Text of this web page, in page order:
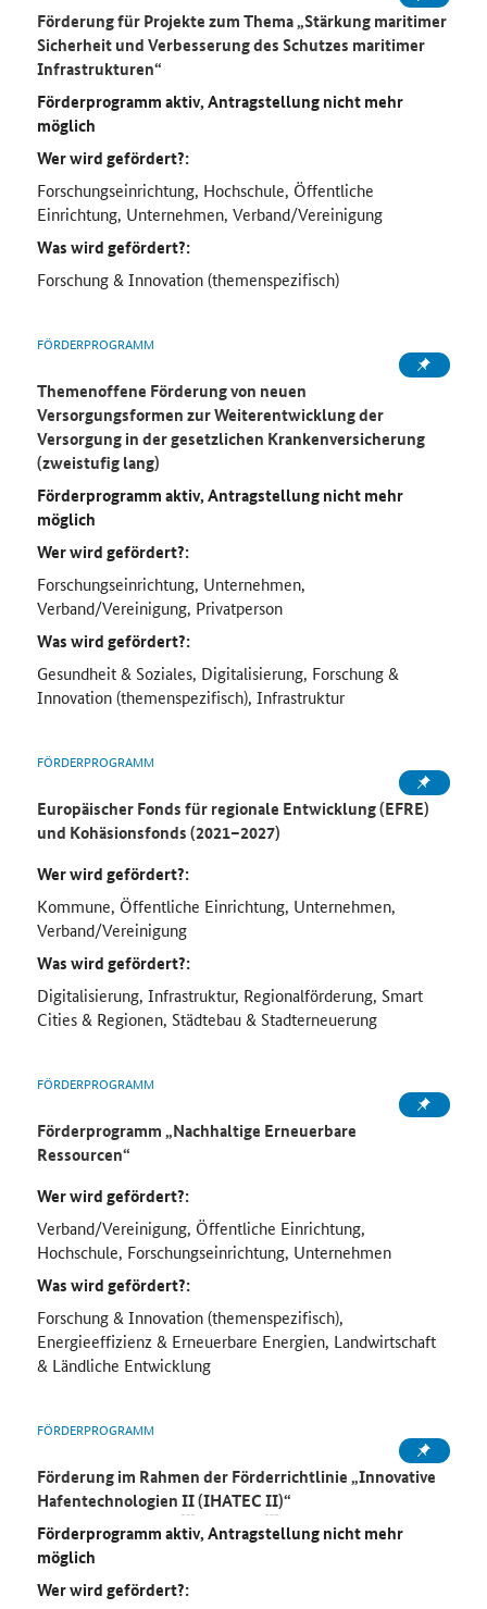
Förderung für Projekte zum Thema „Stärkung maritimer
Sicherheit und Verbesserung des Schutzes maritimer
Infrastrukturen“
Förderprogramm aktiv, Antragstellung nicht mehr
möglich
Wer wird gefördert?:
Forschungseinrichtung, Hochschule, Öffentliche
Einrichtung, Unternehmen, Verband/Vereinigung
Was wird gefördert?:
Forschung & Innovation (themenspezifisch)
FÖRDERPROGRAMM
Themenoffene Förderung von neuen
Versorgungsformen zur Weiterentwicklung der
Versorgung in der gesetzlichen Krankenversicherung
(zweistufig lang)
Förderprogramm aktiv, Antragstellung nicht mehr
möglich
Wer wird gefördert?:
Forschungseinrichtung, Unternehmen,
Verband/Vereinigung, Privatperson
Was wird gefördert?:
Gesundheit & Soziales, Digitalisierung, Forschung &
Innovation (themenspezifisch), Infrastruktur
FÖRDERPROGRAMM
Europäischer Fonds für regionale Entwicklung (EFRE)
und Kohäsionsfonds (2021–2027)
Wer wird gefördert?:
Kommune, Öffentliche Einrichtung, Unternehmen,
Verband/Vereinigung
Was wird gefördert?:
Digitalisierung, Infrastruktur, Regionalförderung, Smart
Cities & Regionen, Städtebau & Stadterneuerung
FÖRDERPROGRAMM
Förderprogramm„Nachhaltige Erneuerbare
Ressourcen“
Wer wird gefördert?:
Verband/Vereinigung, Öffentliche Einrichtung,
Hochschule, Forschungseinrichtung, Unternehmen
Was wird gefördert?:
Forschung & Innovation (themenspezifisch),
Energieeffizienz & Erneuerbare Energien, Landwirtschaft
& Ländliche Entwicklung
FÖRDERPROGRAMM
Förderung im Rahmen der Förderrichtlinie „Innovative
HafentechnologienII(IHATECII)“
Förderprogramm aktiv, Antragstellung nicht mehr
möglich
Wer wird gefördert?: